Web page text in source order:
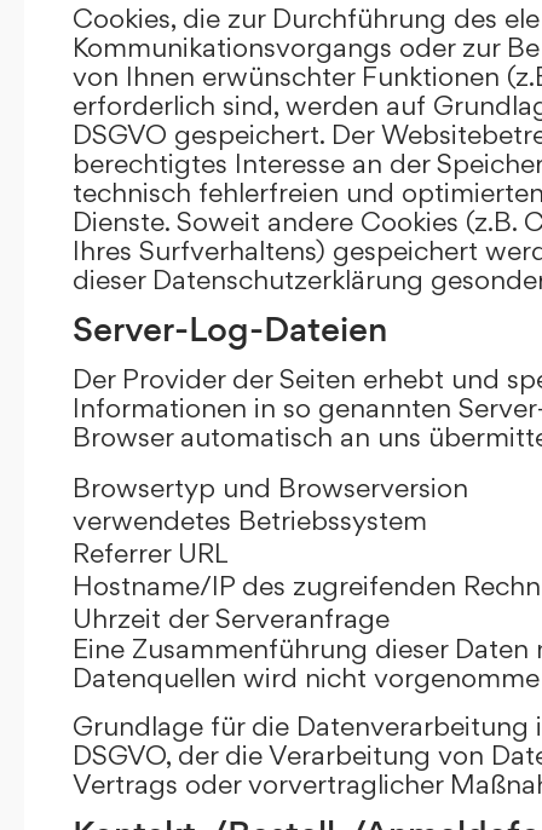
Cookies, die zur Durchführung des
Kommunikationsvorgangs oder zur
von Ihnen erwünschter Funktionen
erforderlich sind, werden auf
DSGVO gespeichert. Der
berechtigtes Interesse an der
technisch fehlerfreien und
Dienste. Soweit andere Cookies (z.B.
Ihres Surfverhaltens) gespeichert
dieser Datenschutzerklärung
Server-Log-Dateien
Der Provider der Seiten erhebt und
Informationen in so genannten
Browser automatisch an uns
Browsertyp und Browserversion
verwendetes Betriebssystem
Referrer URL
Hostname/IP des zugreifenden
Uhrzeit der Serveranfrage
Eine Zusammenführung dieser Daten
Datenquellen wird nicht
Grundlage für die Datenverarbeitung
DSGVO, der die Verarbeitung von
Vertrags oder vorvertraglicher